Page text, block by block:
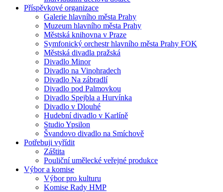
Příspěvkové organizace
Galerie hlavního města Prahy
Muzeum hlavního města Prahy
Městská knihovna v Praze
Symfonický orchestr hlavního města Prahy FOK
Městská divadla pražská
Divadlo Minor
Divadlo na Vinohradech
Divadlo Na zábradlí
Divadlo pod Palmovkou
Divadlo Spejbla a Hurvínka
Divadlo v Dlouhé
Hudební divadlo v Karlíně
Studio Ypsilon
Švandovo divadlo na Smíchově
Potřebuji vyřídit
Záštita
Pouliční umělecké veřejné produkce
Výbor a komise
Výbor pro kulturu
Komise Rady HMP